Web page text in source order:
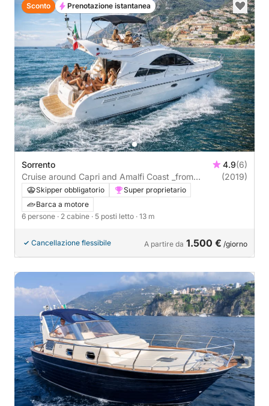
Sorrento 4.9(6)
Cruise around Capri and Amalfi Coast _from
Sorrento
(2019)
Skipper obbligatorio
Super proprietario
Barca a motore
6 persone · 2 cabine · 5 posti letto · 13 m
Cancellazione flessibile A partire da 1.500 € /giorno
Sconto Prenotazione istantanea